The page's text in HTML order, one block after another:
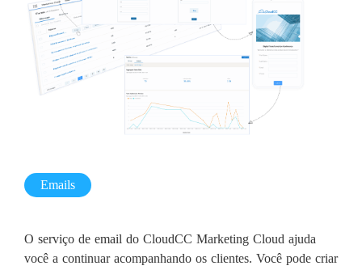
Emails
O serviço de email do CloudCC Marketing Cloud ajuda
você a continuar acompanhando os clientes. Você pode criar